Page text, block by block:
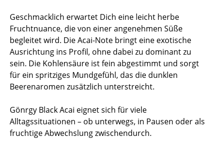
Geschmacklich erwartet Dich eine leicht herbe
Fruchtnuance, die von einer angenehmen Süße
begleitet wird. Die Acai-Note bringt eine exotische
Ausrichtung ins Profil, ohne dabei zu dominant zu
sein. Die Kohlensäure ist fein abgestimmt und sorgt
für ein spritziges Mundgefühl, das die dunklen
Beerenaromen zusätzlich unterstreicht.
Gönrgy Black Acai eignet sich für viele
Alltagssituationen – ob unterwegs, in Pausen oder als
fruchtige Abwechslung zwischendurch.